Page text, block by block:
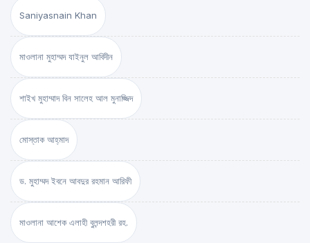
Saniyasnain Khan
মাওলানা মুহাম্মদ যাইনুল আবিদীন
শাইখ মুহাম্মাদ বিন সালেহ আল মুনাজ্জিদ
মোস্তাক আহ্‌মাদ
ড. মুহাম্মদ ইবনে আবদুর রহমান আরিফী
মাওলানা আশেক এলাহী বুলন্দশহরী রহ.